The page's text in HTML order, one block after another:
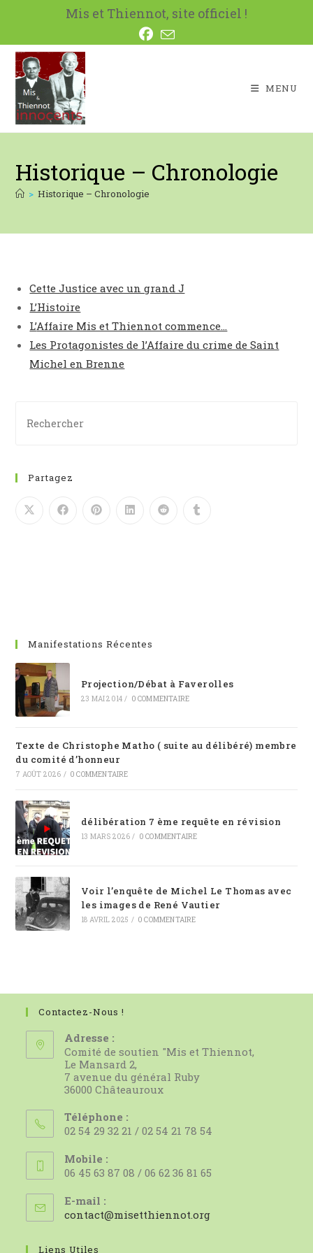
content
Mis et Thiennot, site officiel !
MENU
Historique – Chronologie
> Historique – Chronologie
Cette Justice avec un grand J
L’Histoire
L’Affaire Mis et Thiennot commence…
Les Protagonistes de l’Affaire du crime de Saint
Michel en Brenne
Partagez
Manifestations Récentes
Projection/Débat à Faverolles
23 MAI 2014 / 0 COMMENTAIRE
Texte de Christophe Matho ( suite au délibéré) membre
du comité d’honneur
7 AOÛT 2026 / 0 COMMENTAIRE
délibération 7 ème requête en révision
13 MARS 2026 / 0 COMMENTAIRE
Voir l’enquête de Michel Le Thomas avec
les images de René Vautier
18 AVRIL 2025 / 0 COMMENTAIRE
Contactez-Nous !
Adresse :
Comité de soutien "Mis et Thiennot,
Le Mansard 2,
7 avenue du général Ruby
36000 Châteauroux
Téléphone :
02 54 29 32 21 / 02 54 21 78 54
Mobile :
06 45 63 87 08 / 06 62 36 81 65
E-mail :
contact@misetthiennot.orgS’ouvre
Liens Utiles